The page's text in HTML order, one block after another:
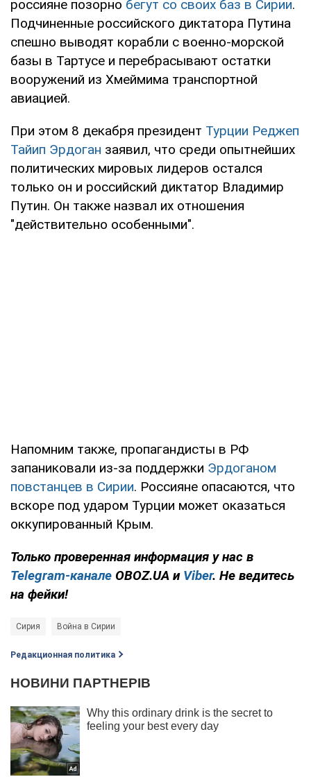
россияне позорно бегут со своих баз в Сирии.
Подчиненные российского диктатора Путина
спешно выводят корабли с военно-морской
базы в Тартусе и перебрасывают остатки
вооружений из Хмеймима транспортной
авиацией.
При этом 8 декабря президент Турции Реджеп
Тайип Эрдоган заявил, что среди опытнейших
политических мировых лидеров остался
только он и российский диктатор Владимир
Путин. Он также назвал их отношения
"действительно особенными".
Напомним также, пропагандисты в РФ
запаниковали из-за поддержки Эрдоганом
повстанцев в Сирии. Россияне опасаются, что
вскоре под ударом Турции может оказаться
оккупированный Крым.
Только проверенная информация у нас в
Telegram-канале OBOZ.UA и Viber. Не ведитесь
на фейки!
Сирия Война в Сирии
Редакционная политика